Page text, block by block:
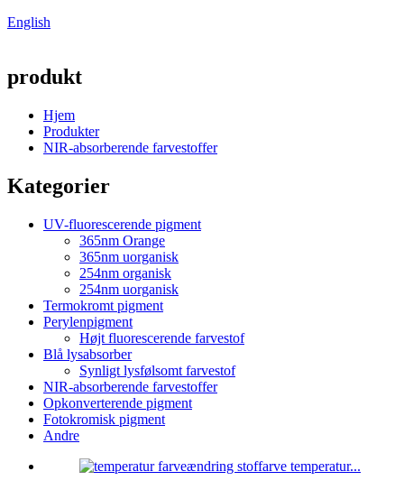
English
produkt
Hjem
Produkter
NIR-absorberende farvestoffer
Kategorier
UV-fluorescerende pigment
365nm Orange
365nm uorganisk
254nm organisk
254nm uorganisk
Termokromt pigment
Perylenpigment
Højt fluorescerende farvestof
Blå lysabsorber
Synligt lysfølsomt farvestof
NIR-absorberende farvestoffer
Opkonverterende pigment
Fotokromisk pigment
Andre